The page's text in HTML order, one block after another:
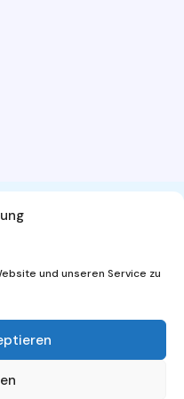
und unseren Service zu